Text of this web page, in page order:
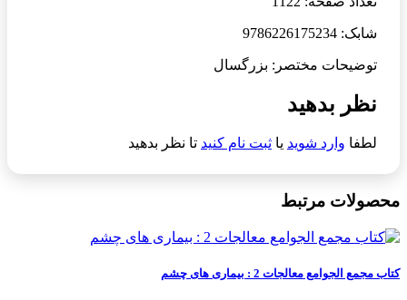
شابک: 9786226175234
توضیحات مختصر: بزرگسال
نظر بدهید
لطفا وارد شوید یا ثبت نام کنید تا نظر بدهید
محصولات مرتبط
کتاب مجمع الجوامع معالجات 2 : بیماری های چشم